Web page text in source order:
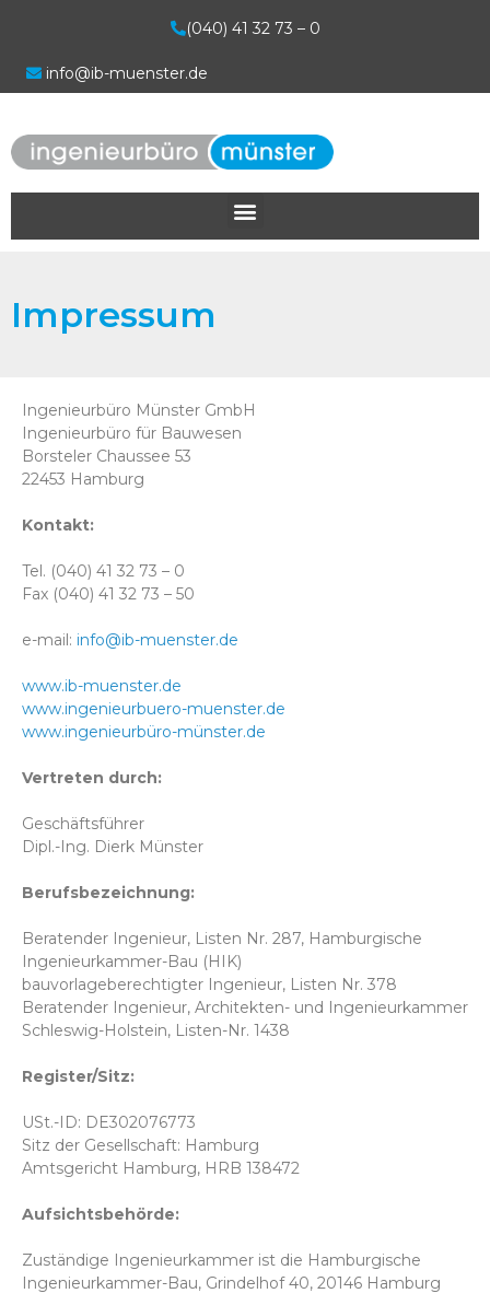
(040) 41 32 73 – 0
info@ib-muenster.de
Impressum
Ingenieurbüro Münster GmbH
Ingenieurbüro für Bauwesen
Borsteler Chaussee 53
22453 Hamburg
Kontakt:
Tel. (040) 41 32 73 – 0
Fax (040) 41 32 73 – 50
e-mail: info@ib-muenster.de
www.ib-muenster.de
www.ingenieurbuero-muenster.de
www.ingenieurbüro-münster.de
Vertreten durch:
Geschäftsführer
Dipl.-Ing. Dierk Münster
Berufsbezeichnung:
Beratender Ingenieur, Listen Nr. 287, Hamburgische
Ingenieurkammer-Bau (HIK)
bauvorlageberechtigter Ingenieur, Listen Nr. 378
Beratender Ingenieur, Architekten- und Ingenieurkammer
Schleswig-Holstein, Listen-Nr. 1438
Register/Sitz:
USt.-ID: DE302076773
Sitz der Gesellschaft: Hamburg
Amtsgericht Hamburg, HRB 138472
Aufsichtsbehörde:
Zuständige Ingenieurkammer ist die Hamburgische
Ingenieurkammer-Bau, Grindelhof 40, 20146 Hamburg